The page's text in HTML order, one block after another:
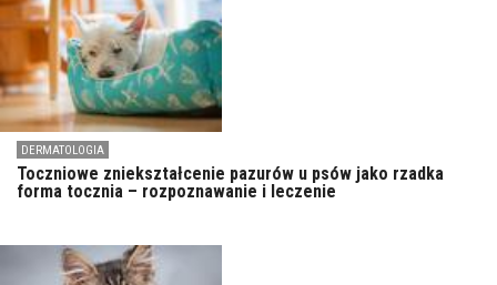
DERMATOLOGIA
Toczniowe zniekształcenie pazurów u psów jako rzadka
forma tocznia – rozpoznawanie i leczenie